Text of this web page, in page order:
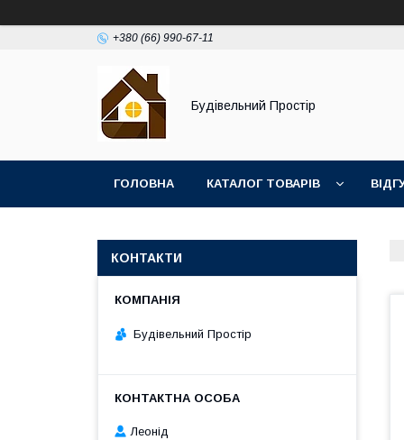
+380 (66) 990-67-11
Будівельний Простір
ГОЛОВНА КАТАЛОГ ТОВАРІВ
КОНТАКТИ
Будівельний Простір
Леонід